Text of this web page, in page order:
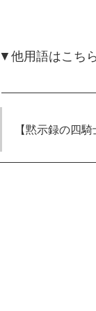
▼他用語はこち
【黙示録の四